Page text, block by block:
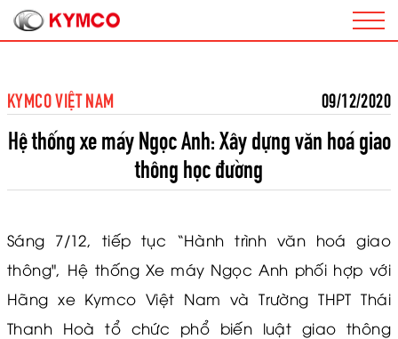
KYMCO VIỆT NAM 09/12/2020
Hệ thống xe máy Ngọc Anh: Xây dựng văn hoá giao
thông học đường
Sáng 7/12, tiếp tục “Hành trình văn hoá giao
thông", Hệ thống Xe máy Ngọc Anh phối hợp với
Hãng xe Kymco Việt Nam và Trường THPT Thái
Thanh Hoà tổ chức phổ biến luật giao thông